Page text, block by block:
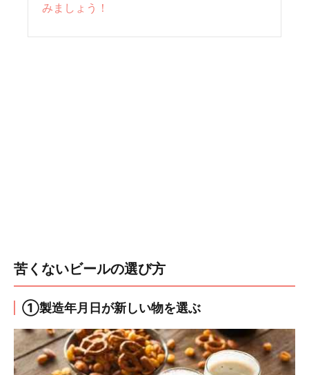
みましょう！
苦くないビールの選び方
①製造年月日が新しい物を選ぶ